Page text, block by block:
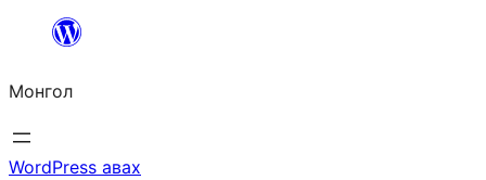
Агуулга
алгасах
Монгол
WordPress авах